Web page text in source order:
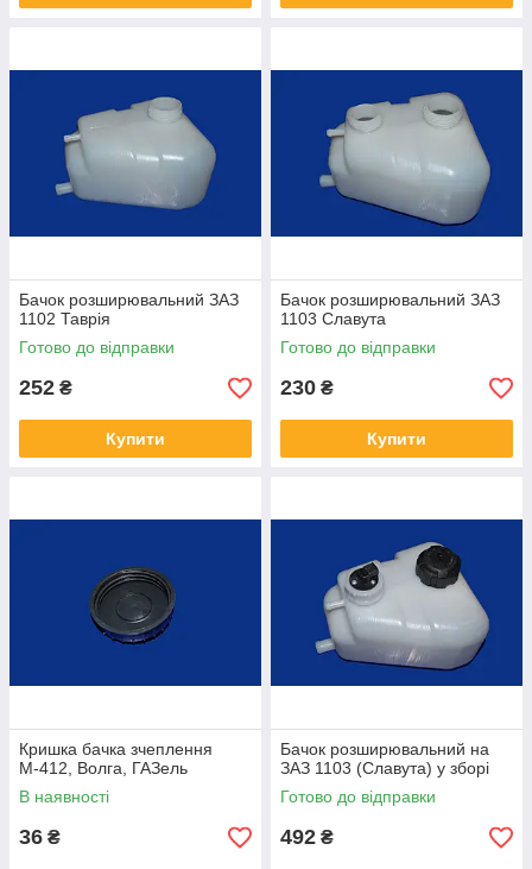
Бачок розширювальний ЗАЗ
1102 Таврія
Готово до відправки
252 ₴
Купити
Бачок розширювальний ЗАЗ
1103 Славута
Готово до відправки
230 ₴
Купити
Кришка бачка зчеплення
М-412, Волга, ГАЗель
В наявності
36 ₴
Бачок розширювальний на
ЗАЗ 1103 (Славута) у зборі
Готово до відправки
492 ₴